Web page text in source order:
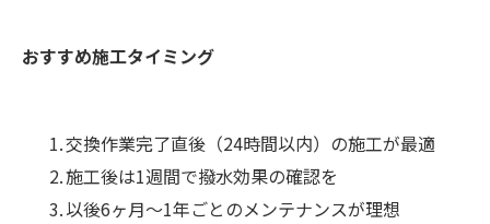
おすすめ施工タイミング
交換作業完了直後（24時間以内）の施工が最適
施工後は1週間で撥水効果の確認を
以後6ヶ月～1年ごとのメンテナンスが理想